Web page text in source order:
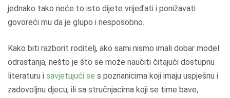
jednako tako neće to isto dijete vrijeđati i ponižavati
govoreći mu da je glupo i nesposobno.
Kako biti razborit roditelj, ako sami nismo imali dobar model
odrastanja, nešto je što se može naučiti čitajući dostupnu
literaturu i savjetujući se s poznanicima koji imaju uspješnu i
zadovoljnu djecu, ili sa stručnjacima koji se time bave,